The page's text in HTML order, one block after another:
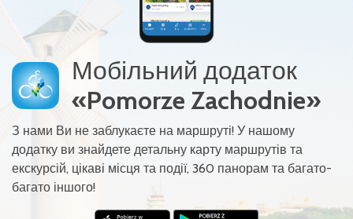
Мобільний додаток
«Pomorze Zachodnie»
З нами Ви не заблукаєте на маршруті! У нашому
додатку ви знайдете детальну карту маршрутів та
екскурсій, цікаві місця та події, 360 панорам та багато-
багато іншого!